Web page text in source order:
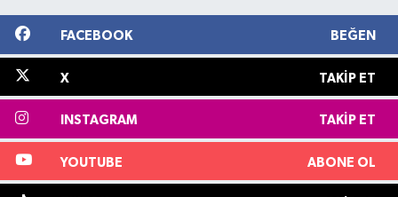
FACEBOOK BEĞEN
X TAKIP ET
INSTAGRAM TAKIP ET
YOUTUBE ABONE OL